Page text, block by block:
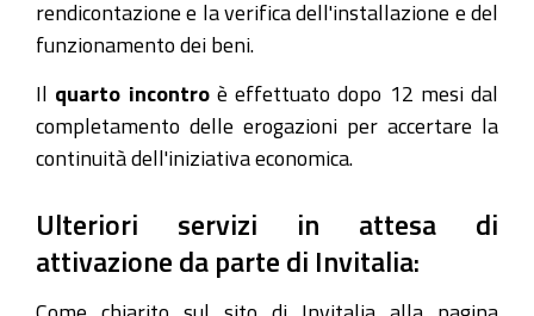
rendicontazione e la verifica dell'installazione e del
funzionamento dei beni.
Il quarto incontroè effettuato dopo 12 mesi dal
completamento delle erogazioni per accertare la
continuità dell'iniziativa economica.
Ulteriori servizi in attesa di
attivazione da parte di Invitalia:
Come chiarito sul sito di Invitalia alla pagina